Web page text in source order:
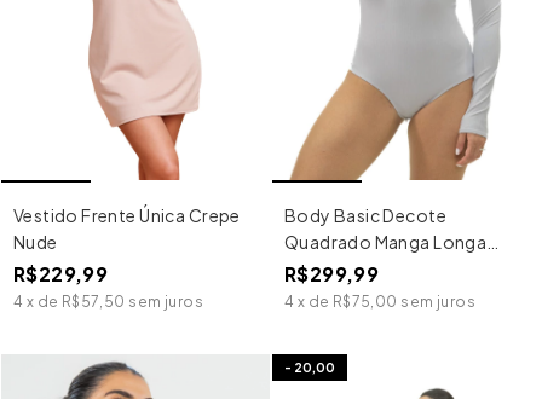
Vestido Frente Única Crepe
Nude
R$229,99
4 x de R$57,50 sem juros
Body Basic Decote
Quadrado Manga Longa
Cinza
R$299,99
4 x de R$75,00 sem juros
- 20,00